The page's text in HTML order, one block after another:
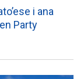
i ana
Party